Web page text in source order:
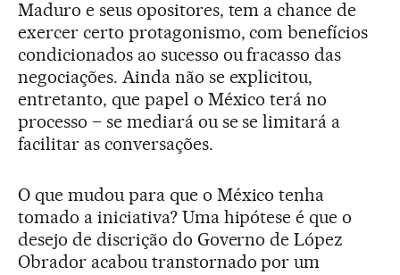
Maduro e seus opositores, tem a chance de
exercer certo protagonismo, com benefícios
condicionados ao sucesso ou fracasso das
negociações. Ainda não se explicitou,
entretanto, que papel o México terá no
processo – se mediará ou se se limitará a
facilitar as conversações.
O que mudou para que o México tenha
tomado a iniciativa? Uma hipótese é que o
desejo de discrição do Governo de López
Obrador acabou transtornado por um